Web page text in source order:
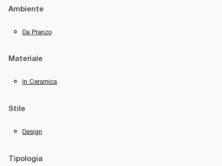
Ambiente
Da Pranzo
Materiale
In Ceramica
Stile
Design
Tipologia